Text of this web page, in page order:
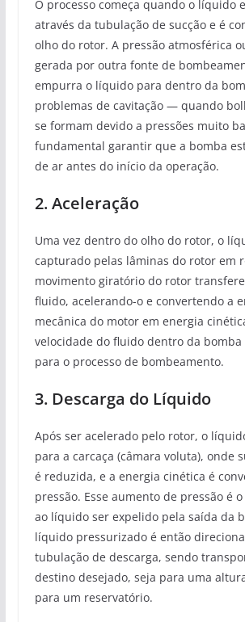
O processo começa quando o líquido
através da tubulação de sucção e é
olho do rotor. A pressão atmosférica
gerada por outra fonte de
empurra o líquido para dentro da
problemas de cavitação — quando
se formam devido a pressões muito
fundamental garantir que a bomba
de ar antes do início da operação.
2. Aceleração
Uma vez dentro do olho do rotor, o
capturado pelas lâminas do rotor em
movimento giratório do rotor
fluido, acelerando-o e convertendo a
mecânica do motor em energia
velocidade do fluido dentro da bomba
para o processo de bombeamento.
3. Descarga do Líquido
Após ser acelerado pelo rotor, o
para a carcaça (câmara voluta), onde
é reduzida, e a energia cinética é
pressão. Esse aumento de pressão é
ao líquido ser expelido pela saída da
líquido pressurizado é então
tubulação de descarga, sendo
destino desejado, seja para uma
para um reservatório.